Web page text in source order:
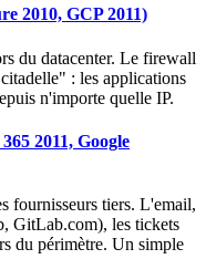
2010, GCP 2011)
du datacenter. Le firewall
: les applications
n'importe quelle IP.
2011, Google
fournisseurs tiers. L'email,
GitLab.com), les tickets
du périmètre. Un simple